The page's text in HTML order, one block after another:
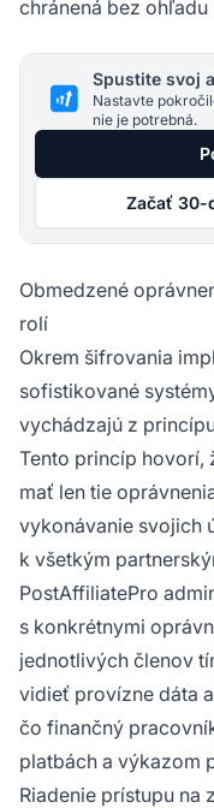
chránená bez
Spustite svoj
Nastavte
nie je potrebná.
Začať 30-
Obmedzené
rolí
Okrem šifrovania
sofistikované
vychádzajú z
Tento princíp hovorí,
mať len tie
vykonávanie svojich
k všetkým
PostAffiliatePro
s konkrétnymi
jednotlivých členov
vidieť provízne dáta
čo finančný
platbách a výkazom
Riadenie prístupu na